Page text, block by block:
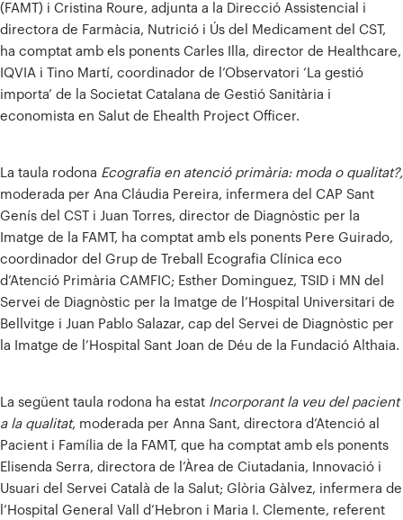
(FAMT) i Cristina Roure, adjunta a la Direcció Assistencial i
directora de Farmàcia, Nutrició i Ús del Medicament del CST,
ha comptat amb els ponents Carles Illa, director de Healthcare,
IQVIA i Tino Martí, coordinador de l’Observatori ‘La gestió
importa’ de la Societat Catalana de Gestió Sanitària i
economista en Salut de Ehealth Project Officer.
La taula rodona Ecografia en atenció primària: moda o qualitat?,
moderada per Ana Cláudia Pereira, infermera del CAP Sant
Genís del CST i Juan Torres, director de Diagnòstic per la
Imatge de la FAMT, ha comptat amb els ponents Pere Guirado,
coordinador del Grup de Treball Ecografia Clínica eco
d’Atenció Primària CAMFIC; Esther Dominguez, TSID i MN del
Servei de Diagnòstic per la Imatge de l’Hospital Universitari de
Bellvitge i Juan Pablo Salazar, cap del Servei de Diagnòstic per
la Imatge de l’Hospital Sant Joan de Déu de la Fundació Althaia.
La següent taula rodona ha estat Incorporant la veu del pacient
a la qualitat, moderada per Anna Sant, directora d’Atenció al
Pacient i Família de la FAMT, que ha comptat amb els ponents
Elisenda Serra, directora de l’Àrea de Ciutadania, Innovació i
Usuari del Servei Català de la Salut; Glòria Gàlvez, infermera de
l’Hospital General Vall d’Hebron i Maria I. Clemente, referent